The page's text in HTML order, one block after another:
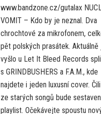
www.bandzone.cz/gutalax
VOMIT – Kdo by je neznal. Dva
chrochtové za mikrofonem,
pět polských prasátek. Aktuálně
vyšlo u Let It Bleed Records
s GRINDBUSHERS a F.A.M., kde
najdete i jeden luxusní cover.
ze starých songů bude sestaven
playlist. Očekávejte spoustu